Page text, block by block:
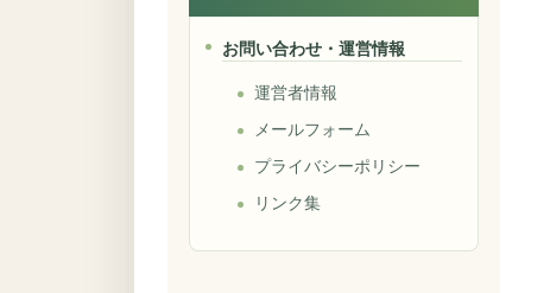
お問い合わせ・運営情報
運営者情報
メールフォーム
プライバシーポリシー
リンク集